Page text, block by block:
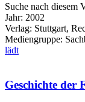
Suche nach diesem
Jahr: 2002
Verlag: Stuttgart,
Mediengruppe:
lädt
Geschichte der